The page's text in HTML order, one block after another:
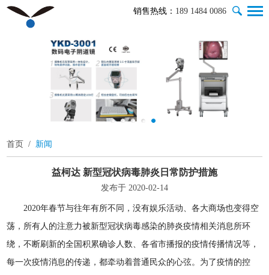
销售热线： 189 1484 0086
首页 / 新闻
益柯达 新型冠状病毒肺炎日常防护措施
发布于 2020-02-14
2020年春节与往年有所不同，没有娱乐活动、各大商场也变得空
荡，所有人的注意力被新型冠状病毒感染的肺炎疫情相关消息所环
绕，不断刷新的全国积累确诊人数、各省市播报的疫情传播情况等，
每一次疫情消息的传递，都牵动着普通民众的心弦。为了疫情的控